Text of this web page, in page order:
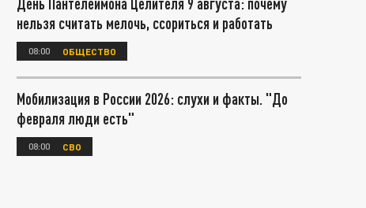
нельзя считать мелочь, ссориться и работать
08:00 ОБЩЕСТВО
Мобилизация в России 2026: слухи и факты. "До
февраля люди есть"
08:00 СВО